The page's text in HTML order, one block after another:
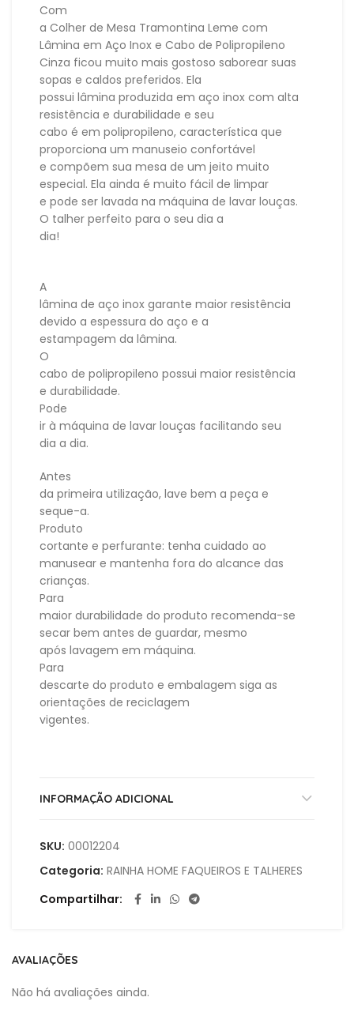
Com
a Colher de Mesa Tramontina Leme com
Lâmina em Aço Inox e Cabo de Polipropileno
Cinza ficou muito mais gostoso saborear suas
sopas e caldos preferidos. Ela
possui lâmina produzida em aço inox com alta
resistência e durabilidade e seu
cabo é em polipropileno, característica que
proporciona um manuseio confortável
e compõem sua mesa de um jeito muito
especial. Ela ainda é muito fácil de limpar
e pode ser lavada na máquina de lavar louças.
O talher perfeito para o seu dia a
dia!
A
lâmina de aço inox garante maior resistência
devido a espessura do aço e a
estampagem da lâmina.
O
cabo de polipropileno possui maior resistência
e durabilidade.
Pode
ir à máquina de lavar louças facilitando seu
dia a dia.
Antes
da primeira utilização, lave bem a peça e
seque-a.
Produto
cortante e perfurante: tenha cuidado ao
manusear e mantenha fora do alcance das
crianças.
Para
maior durabilidade do produto recomenda-se
secar bem antes de guardar, mesmo
após lavagem em máquina.
Para
descarte do produto e embalagem siga as
orientações de reciclagem
vigentes.
INFORMAÇÃO ADICIONAL
SKU: 00012204
Categoria: RAINHA HOME FAQUEIROS E TALHERES
Compartilhar
AVALIAÇÕES
Não há avaliações ainda.